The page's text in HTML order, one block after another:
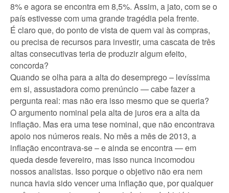
8% e agora se encontra em 8,5%. Assim, a jato, com se o
país estivesse com uma grande tragédia pela frente.
É claro que, do ponto de vista de quem vai às compras,
ou precisa de recursos para investir, uma cascata de três
altas consecutivas teria de produzir algum efeito,
concorda?
Quando se olha para a alta do desemprego – levíssima
em si, assustadora como prenúncio — cabe fazer a
pergunta real: mas não era isso mesmo que se queria?
O argumento nominal pela alta de juros era a alta da
inflação. Mas era uma tese nominal, que não encontrava
apoio nos números reais. No mês a mês de 2013, a
inflação encontrava-se – e ainda se encontra — em
queda desde fevereiro, mas isso nunca incomodou
nossos analistas. Isso porque o objetivo não era nem
nunca havia sido vencer uma inflação que, por qualquer